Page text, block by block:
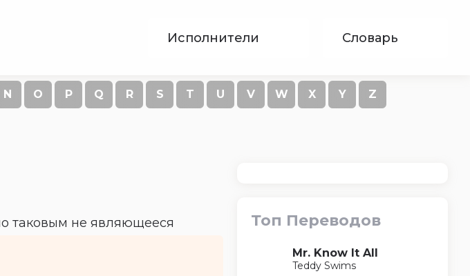
Исполнители Словарь
N O P Q R S T U V W X Y Z
таковым не являющееся
Топ Переводов
Mr. Know It All
Teddy Swims